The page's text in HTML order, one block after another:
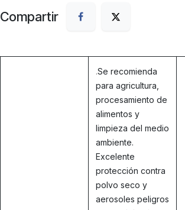
Compartir
.Se recomienda
para agricultura,
procesamiento de
alimentos y
limpieza del medio
ambiente.
Excelente
protección contra
polvo seco y
aerosoles peligros